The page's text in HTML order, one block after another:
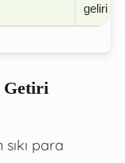
geliri
Getiri
sıkı para